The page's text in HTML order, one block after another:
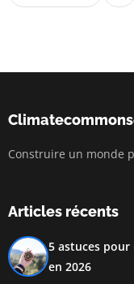
Construire un monde
Articles récents
5 astuces
en 2026